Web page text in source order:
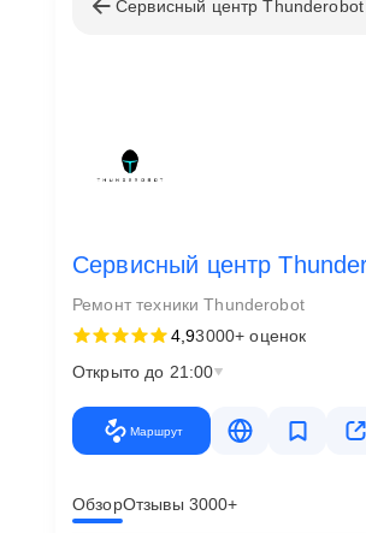
Сервисный центр Thunderobot
Сервисный центр
Ремонт техники Thunderobot
4,93000+ оценок
Открыто до 21:00
Маршрут
ОбзорОтзывы 3000+